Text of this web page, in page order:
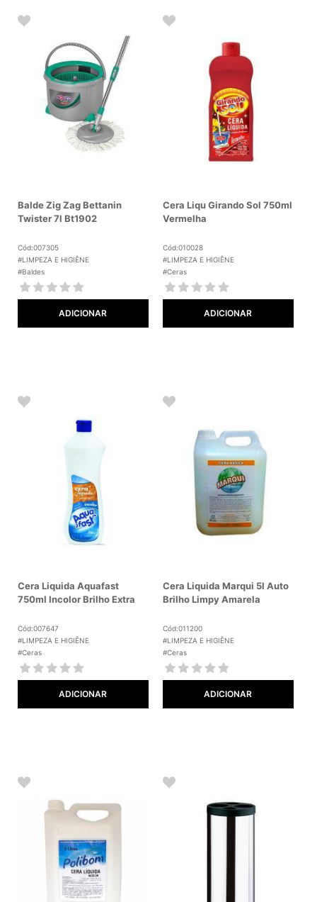
Balde Zig Zag Bettanin
Twister 7l Bt1902
Cód:007305
#LIMPEZA E HIGIÊNE
#Baldes
ADICIONAR
Cera Liqu Girando Sol 750ml
Vermelha
Cód:010028
#LIMPEZA E HIGIÊNE
#Ceras
ADICIONAR
Cera Liquida Aquafast
750ml Incolor Brilho Extra
Cód:007647
#LIMPEZA E HIGIÊNE
#Ceras
ADICIONAR
Cera Liquida Marqui 5l Auto
Brilho Limpy Amarela
Cód:011200
#LIMPEZA E HIGIÊNE
#Ceras
ADICIONAR